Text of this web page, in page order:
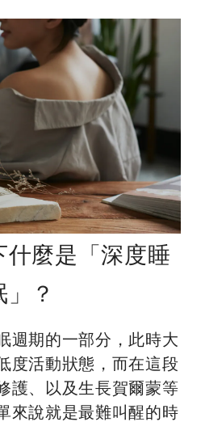
什麼是「深度睡
」？
週期的一部分，此時大
度活動狀態，而在這段
護、以及生長賀爾蒙等
來說就是最難叫醒的時